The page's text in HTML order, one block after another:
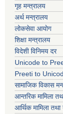
गृह मन्त्रालय
अर्थ मन्त्रालय
लोकसेवा आयोग
शिक्षा मन्त्रालय
विदेशी विनिमय दर
Unicode to
Preeti to
सामाजिक विकास
आन्तरिक मामिला
आर्थिक मामिला